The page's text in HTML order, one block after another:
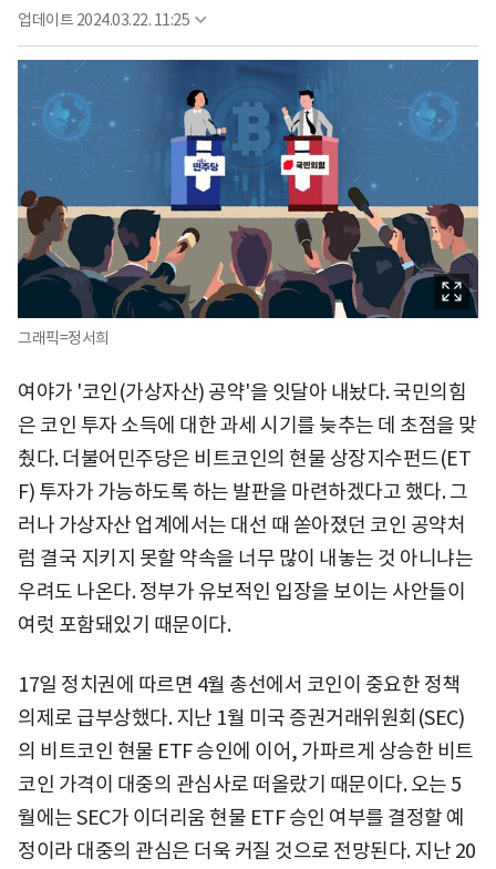
업데이트 2024.03.22. 11:25
그래픽=정서희
여야가 '코인(가상자산) 공약'을 잇달아 내놨다. 국민의힘
은 코인 투자 소득에 대한 과세 시기를 늦추는 데 초점을 맞
췄다. 더불어민주당은 비트코인의 현물 상장지수펀드(ET
F) 투자가 가능하도록 하는 발판을 마련하겠다고 했다. 그
러나 가상자산 업계에서는 대선 때 쏟아졌던 코인 공약처
럼 결국 지키지 못할 약속을 너무 많이 내놓는 것 아니냐는
우려도 나온다. 정부가 유보적인 입장을 보이는 사안들이
여럿 포함돼있기 때문이다.
17일 정치권에 따르면 4월 총선에서 코인이 중요한 정책
의제로 급부상했다. 지난 1월 미국 증권거래위원회(SEC)
의 비트코인 현물 ETF 승인에 이어, 가파르게 상승한 비트
코인 가격이 대중의 관심사로 떠올랐기 때문이다. 오는 5
월에는 SEC가 이더리움 현물 ETF 승인 여부를 결정할 예
정이라 대중의 관심은 더욱 커질 것으로 전망된다. 지난 20